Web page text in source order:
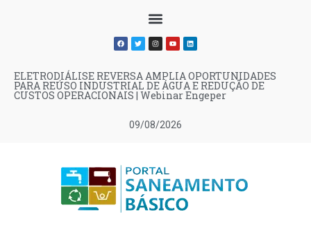
09/08/2026
ELETRODIÁLISE REVERSA AMPLIA OPORTUNIDADES
PARA REÚSO INDUSTRIAL DE ÁGUA E REDUÇÃO DE
CUSTOS OPERACIONAIS | Webinar Engeper